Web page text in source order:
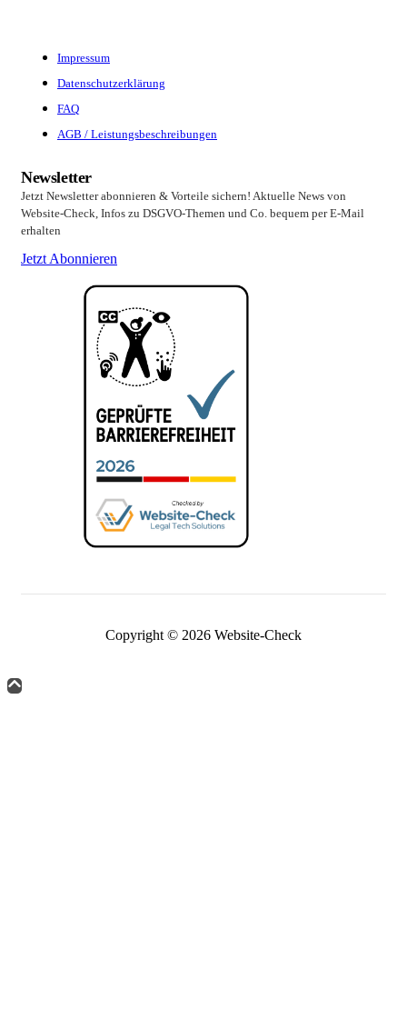
Impressum
Datenschutzerklärung
FAQ
AGB / Leistungsbeschreibungen
Newsletter
Jetzt Newsletter abonnieren & Vorteile sichern! Aktuelle News von
Website-Check, Infos zu DSGVO-Themen und Co. bequem per E-Mail
erhalten
Jetzt Abonnieren
Copyright © 2026 Website-Check